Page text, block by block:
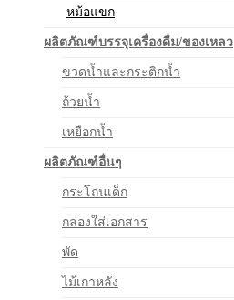
หม้อแขก
ผลิตภัณฑ์บรรจุเครื่องดื่ม/ของเหลว
ขวดน้ำและกระติกน้ำ
ถ้วยน้ำ
เหยือกน้ำ
ผลิตภัณฑ์อื่นๆ
กระโถนเด็ก
กล่องใส่เอกสาร
พัด
ไม้เกาหลัง